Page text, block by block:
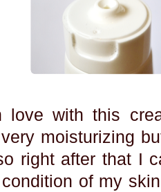
love with this
moisturizing
right after that I
of my